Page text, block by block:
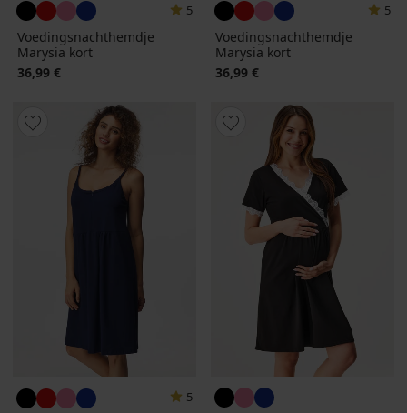
5
Voedingsnachthemdje
Marysia kort
36,99 €
5
Voedingsnachthemdje
Marysia kort
36,99 €
5